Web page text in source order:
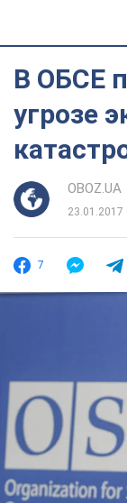
В ОБСЕ
угрозе
OBOZ.UA
23.01.2017
7